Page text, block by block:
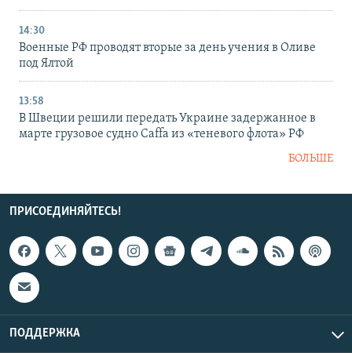
14:30
Военные РФ проводят вторые за день учения в Оливе
под Ялтой
13:58
В Швеции решили передать Украине задержанное в
марте грузовое судно Caffa из «теневого флота» РФ
БОЛЬШЕ
ПРИСОЕДИНЯЙТЕСЬ!
ПОДДЕРЖКА